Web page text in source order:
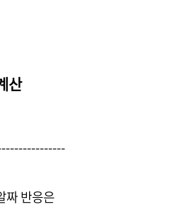
산
짜 반응은